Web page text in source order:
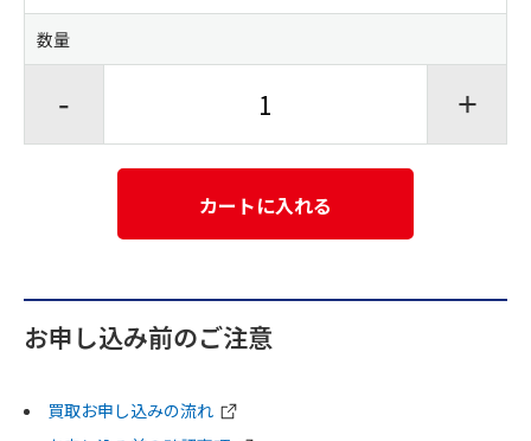
数量
- +
カートに入れる
お申し込み前のご注意
買取お申し込みの流れ